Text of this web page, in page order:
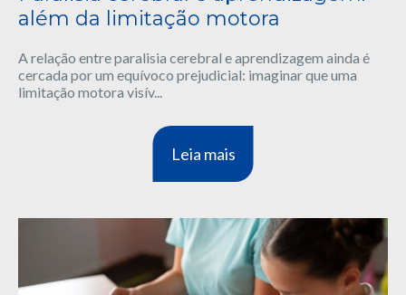
além da limitação motora
A relação entre paralisia cerebral e aprendizagem ainda é
cercada por um equívoco prejudicial: imaginar que uma
limitação motora visív...
Leia mais